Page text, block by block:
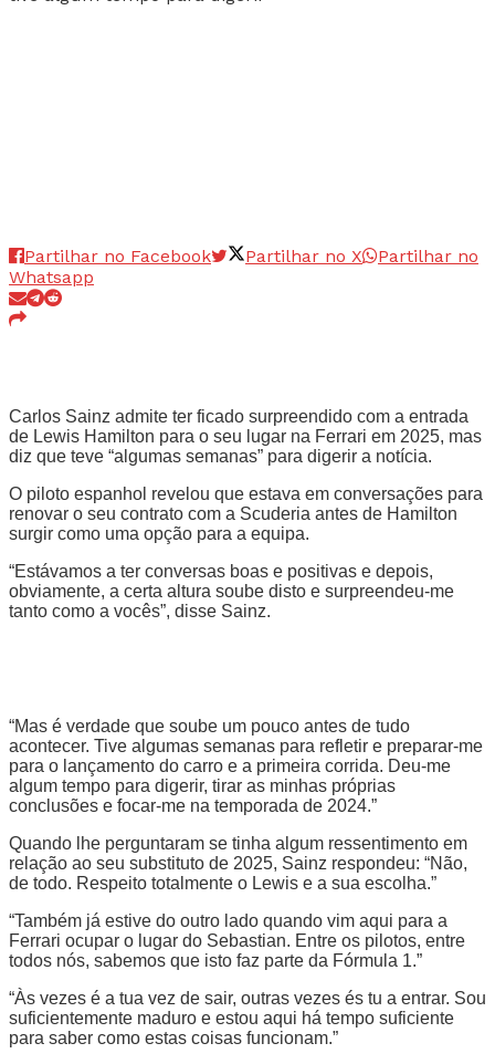
Partilhar no Facebook Partilhar no X
Partilhar no
Whatsapp
Carlos Sainz admite ter ficado surpreendido com a entrada
de Lewis Hamilton para o seu lugar na Ferrari em 2025, mas
diz que teve “algumas semanas” para digerir a notícia.
O piloto espanhol revelou que estava em conversações para
renovar o seu contrato com a Scuderia antes de Hamilton
surgir como uma opção para a equipa.
“Estávamos a ter conversas boas e positivas e depois,
obviamente, a certa altura soube disto e surpreendeu-me
tanto como a vocês”, disse Sainz.
“Mas é verdade que soube um pouco antes de tudo
acontecer. Tive algumas semanas para refletir e preparar-me
para o lançamento do carro e a primeira corrida. Deu-me
algum tempo para digerir, tirar as minhas próprias
conclusões e focar-me na temporada de 2024.”
Quando lhe perguntaram se tinha algum ressentimento em
relação ao seu substituto de 2025, Sainz respondeu: “Não,
de todo. Respeito totalmente o Lewis e a sua escolha.”
“Também já estive do outro lado quando vim aqui para a
Ferrari ocupar o lugar do Sebastian. Entre os pilotos, entre
todos nós, sabemos que isto faz parte da Fórmula 1.”
“Às vezes é a tua vez de sair, outras vezes és tu a entrar. Sou
suficientemente maduro e estou aqui há tempo suficiente
para saber como estas coisas funcionam.”